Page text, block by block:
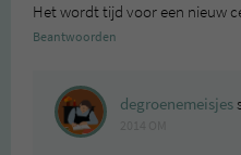
Het wordt tijd voor een nieuw
Beantwoorden
degroenemeisjes